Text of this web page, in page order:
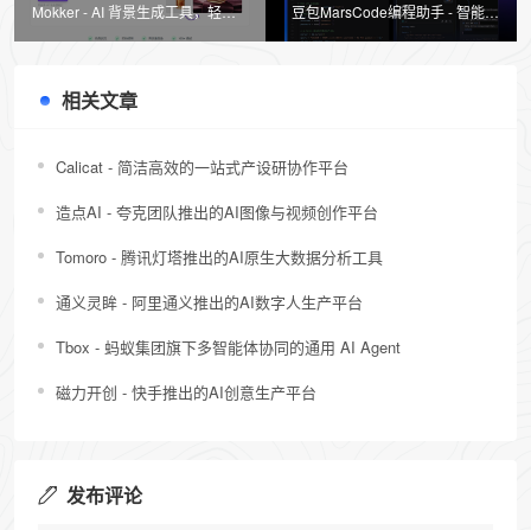
Mokker - AI 背景生成工具，轻松
打造专业产品照片
豆包MarsCode编程助手 - 智能提
升开发效率的AI工具
相关文章
Calicat - 简洁高效的一站式产设研协作平台
造点AI - 夸克团队推出的AI图像与视频创作平台
Tomoro - 腾讯灯塔推出的AI原生大数据分析工具
通义灵眸 - 阿里通义推出的AI数字人生产平台
Tbox - 蚂蚁集团旗下多智能体协同的通用 AI Agent
磁力开创 - 快手推出的AI创意生产平台
发布评论